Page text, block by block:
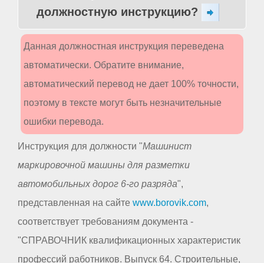
должностную инструкцию?
Данная должностная инструкция переведена
автоматически. Обратите внимание,
автоматический перевод не дает 100% точности,
поэтому в тексте могут быть незначительные
ошибки перевода.
Инструкция для должности "Машинист
маркировочной машины для разметки
автомобильных дорог 6-го разряда",
представленная на сайте www.borovik.com,
соответствует требованиям документа -
"СПРАВОЧНИК квалификационных характеристик
профессий работников. Выпуск 64. Строительные,